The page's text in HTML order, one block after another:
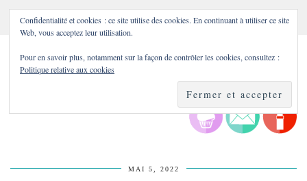
MAI 5, 2022
Confidentialité et cookies : ce site utilise des cookies. En continuant à utiliser ce site
Web, vous acceptez leur utilisation.
Pour en savoir plus, notamment sur la façon de contrôler les cookies, consultez :
Politique relative aux cookies